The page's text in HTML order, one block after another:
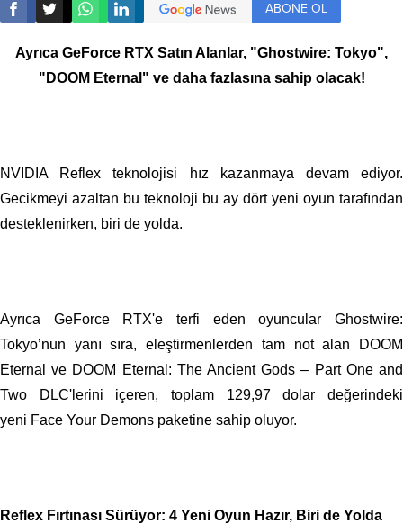
ABONE OL
Ayrıca GeForce RTX Satın Alanlar, "Ghostwire: Tokyo",
"DOOM Eternal" ve daha fazlasına sahip olacak!
NVIDIA Reflex teknolojisi hız kazanmaya devam ediyor.
Gecikmeyi azaltan bu teknoloji bu ay dört yeni oyun tarafından
desteklenirken, biri de yolda.
Ayrıca GeForce RTX'e terfi eden oyuncular Ghostwire:
Tokyo’nun yanı sıra, eleştirmenlerden tam not alan DOOM
Eternal ve DOOM Eternal: The Ancient Gods – Part One and
Two DLC'lerini içeren, toplam 129,97 dolar değerindeki
yeni Face Your Demons paketine sahip oluyor.
Reflex Fırtınası Sürüyor: 4 Yeni Oyun Hazır, Biri de Yolda